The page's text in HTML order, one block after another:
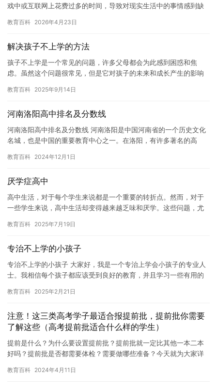
戏中或互联网上花费过多的时间，导致对现实生活中的事情感到缺
提供…
教育百科 2026年4月23日
解决孩子不上学的方法
孩子不上学是一个常见的问题，许多父母都会为此感到困惑和焦
虑。虽然这个问题很常见，但是它对孩子的未来和成长产生的影响
问题。 …
教育百科 2025年9月14日
河南洛阳高中排名及分数线
河南洛阳高中排名及分数线 河南洛阳是中国河南省的一个历史文化
名城，也是中国的重要教育中心之一。在洛阳，有许多著名的高
誉国内…
教育百科 2024年12月1日
厌学症高中
高中生活，对于每个学生来说都是一个重要的转折点。然而，对于
一些学生来说，高中生活却变得越来越乏味和厌学。这些问题，尤
厌…
教育百科 2025年7月19日
专治不上学的小孩子
专治不上学的小孩子 大家好，我是一个专治上学会小孩子的专业人
士。我相信每个孩子都应该受到良好的教育，并且学习一些有用的
子无…
教育百科 2025年2月21日
注意！这三类高考学子最适合报提前批，提前批你需要
了解这些（高考提前批适合什么样的学生）
提前是什么？为什么要设置提前批？提前批就一定比其他一本二本
好吗？提前批是否都需要体检？需要做哪些准备？今天就为大家详
到…
教育百科 2024年4月11日